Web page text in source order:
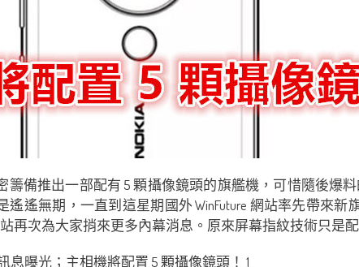
籌備推出一部配有 5 顆攝像鏡頭的旗艦機，可惜隨後爆
遙遙無期，一直到這星期國外 WinFuture 網站率先帶來
再次為大家捎來更多內幕消息。原來屏幕指紋技術只是